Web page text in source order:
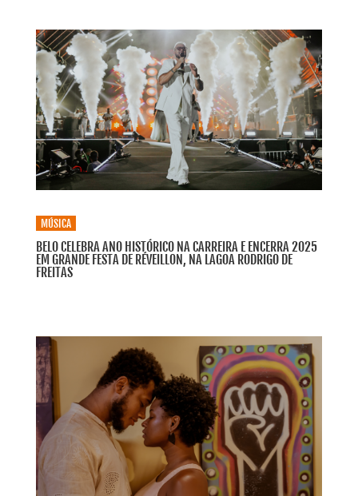
MÚSICA
BELO CELEBRA ANO HISTÓRICO NA CARREIRA E ENCERRA 2025
EM GRANDE FESTA DE RÉVEILLON, NA LAGOA RODRIGO DE
FREITAS